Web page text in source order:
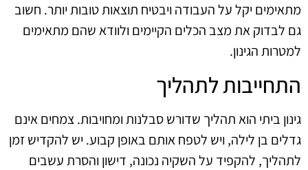
מתאימים יקל על העבודה ויבטיח תוצאות טובות יותר. חשוב
גם לבדוק את מצב הכלים הקיימים ולוודא שהם מתאימים
למטרות הגינון.
התחייבות לתהליך
גינון ביתי הוא תהליך שדורש סבלנות ומחויבות. צמחים אינם
גדלים בן לילה, ויש לטפח אותם באופן קבוע. יש להקדיש זמן
לתהליך, להקפיד על השקיה נכונה, דישון והסרת עשבים